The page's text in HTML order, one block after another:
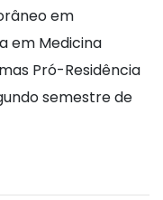
em
em Medicina
Pró-Residência
semestre de